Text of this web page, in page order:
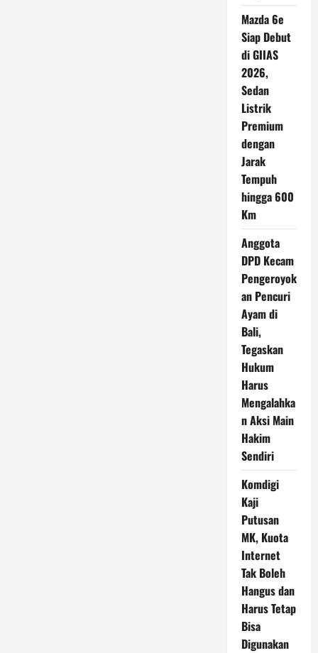
Mazda 6e
Siap Debut
di GIIAS
2026,
Sedan
Listrik
Premium
dengan
Jarak
Tempuh
hingga 600
Km
Anggota
DPD Kecam
Pengeroyok
an Pencuri
Ayam di
Bali,
Tegaskan
Hukum
Harus
Mengalahka
n Aksi Main
Hakim
Sendiri
Komdigi
Kaji
Putusan
MK, Kuota
Internet
Tak Boleh
Hangus dan
Harus Tetap
Bisa
Digunakan